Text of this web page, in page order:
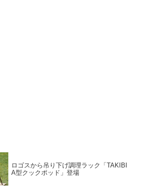
ロゴスから吊り下げ調理ラック「TAKIBI
A型クックポッド」登場